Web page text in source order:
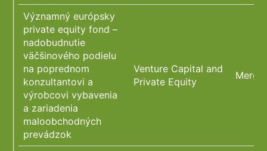
Významný európsky
private equity fond –
nadobudnutie
väčšinového podielu
na poprednom
konzultantovi a
výrobcovi vybavenia
a zariadenia
maloobchodných
prevádzok
Venture Capital and
Private Equity